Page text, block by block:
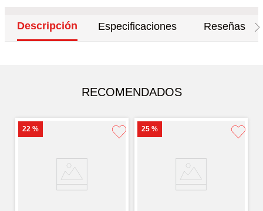
Descripción Especificaciones Reseñas
RECOMENDADOS
22 % 25 %